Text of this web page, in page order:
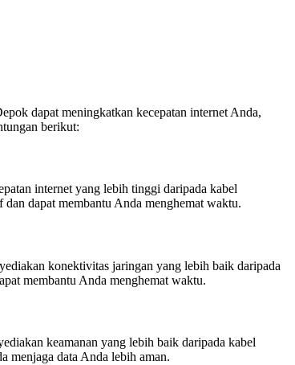
dapat meningkatkan kecepatan internet Anda,
berikut:
internet yang lebih tinggi daripada kabel
dapat membantu Anda menghemat waktu.
konektivitas jaringan yang lebih baik daripada
membantu Anda menghemat waktu.
keamanan yang lebih baik daripada kabel
menjaga data Anda lebih aman.